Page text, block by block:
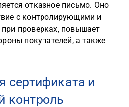
отказное письмо. Оно
с контролирующими и
проверках, повышает
покупателей, а также
сертификата и
контроль